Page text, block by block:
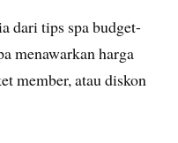
dari tips spa budget-
menawarkan harga
member, atau diskon